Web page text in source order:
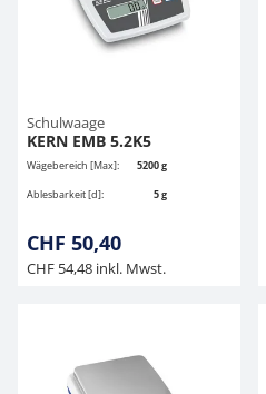
Schulwaage
KERN EMB 5.2K5
Wägebereich [Max]:
5200 g
Ablesbarkeit [d]:
5 g
CHF 50,40
CHF 54,48 inkl. Mwst.